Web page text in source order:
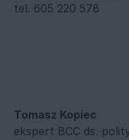
tel. 605 220 578
Tomasz Kopiec
ekspert BCC ds.